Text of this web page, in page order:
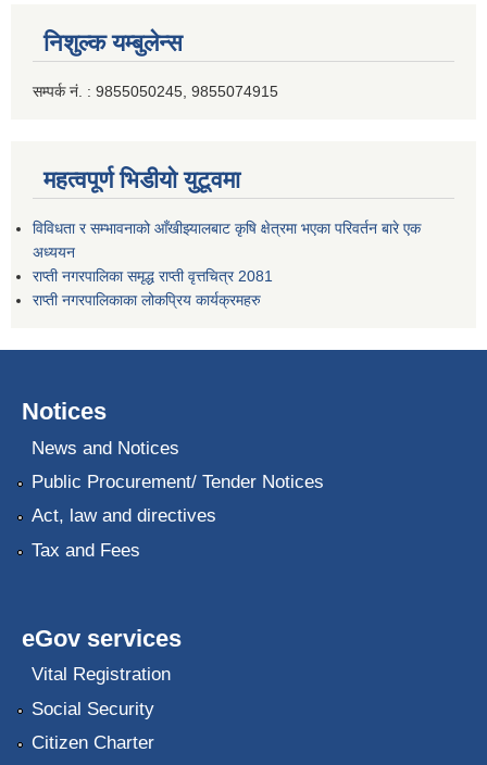
निशुल्क यम्बुलेन्स
सम्पर्क नं. : 9855050245, 9855074915
महत्वपूर्ण भिडीयो युटूवमा
विविधता र सम्भावनाको आँखीझ्यालबाट कृषि क्षेत्रमा भएका परिवर्तन बारे एक
अध्ययन
राप्ती नगरपालिका समृद्ध राप्ती वृत्तचित्र 2081
राप्ती नगरपालिकाका लोकप्रिय कार्यक्रमहरु
Notices
News and Notices
Public Procurement/ Tender Notices
Act, law and directives
Tax and Fees
eGov services
Vital Registration
Social Security
Citizen Charter